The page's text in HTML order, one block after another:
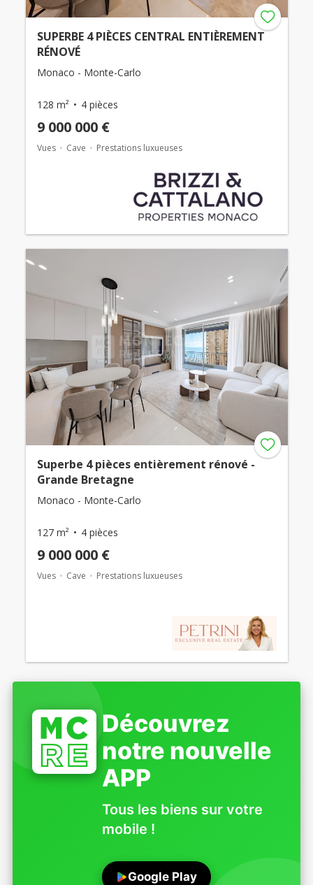
SUPERBE 4 PIÈCES CENTRAL ENTIÈREMENT
RÉNOVÉ
Monaco - Monte-Carlo
128 m² 4 pièces
9 000 000 €
Vues Cave Prestations luxueuses
Superbe 4 pièces entièrement rénové -
Grande Bretagne
Monaco - Monte-Carlo
127 m² 4 pièces
9 000 000 €
Vues Cave Prestations luxueuses
Découvrez
notre nouvelle
APP
Tous les biens sur votre
mobile !
Google Play